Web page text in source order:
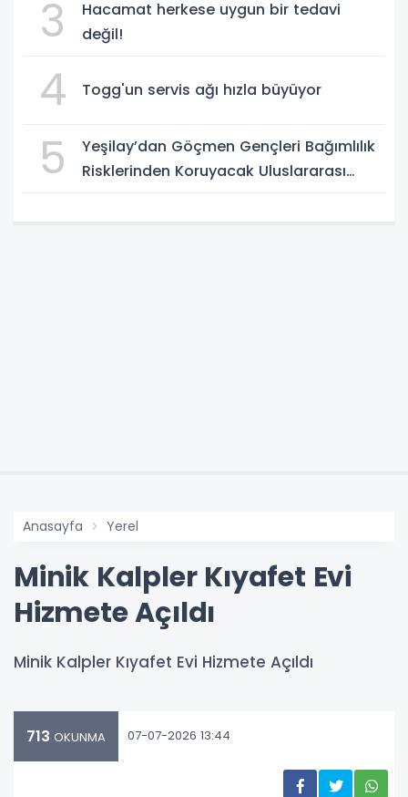
3
Hacamat herkese uygun bir tedavi
değil!
4 Togg'un servis ağı hızla büyüyor
5
Yeşilay’dan Göçmen Gençleri Bağımlılık
Risklerinden Koruyacak Uluslararası
Anasayfa Yerel
Minik Kalpler Kıyafet Evi
Hizmete Açıldı
Minik Kalpler Kıyafet Evi Hizmete Açıldı
713 OKUNMA 07-07-2026 13:44